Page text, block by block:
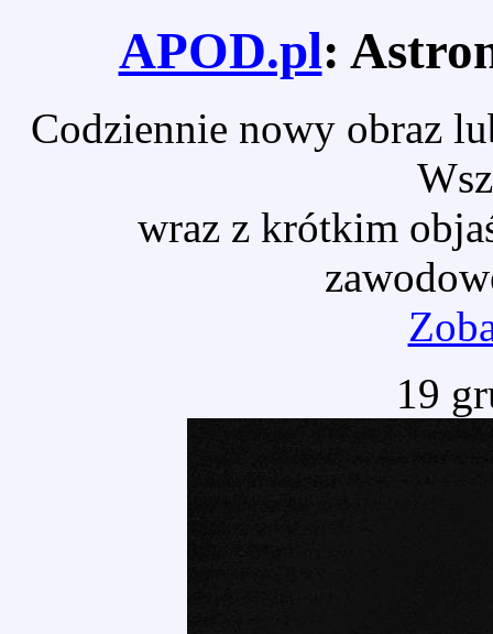
APOD.pl:
Codziennie nowy obraz
wraz z krótkim
19